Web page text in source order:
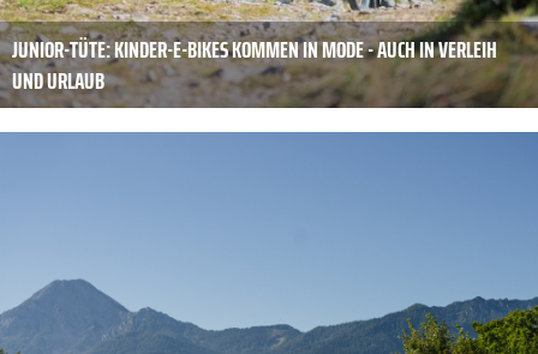
JUNIOR-TÜTE: KINDER-E-BIKES KOMMEN IN MODE - AUCH IN VERLEIH
UND URLAUB